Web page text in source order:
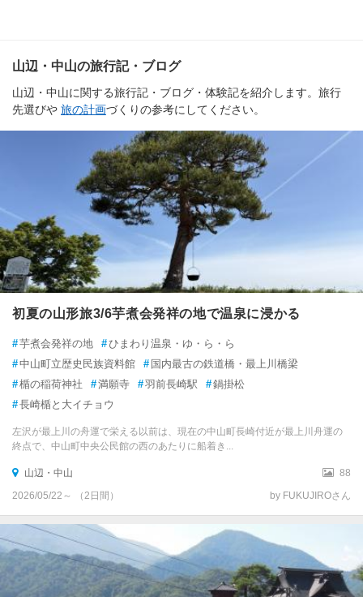
山辺・中山の旅行記・ブログ
山辺・中山に関する旅行記・ブログ・体験記を紹介します。旅行
先選びや 旅の計画づくりの参考にしてください。
初夏の山形旅3/6芋煮会発祥の地で温泉に浸かる
#芋煮会発祥の地 #ひまわり温泉・ゆ・ら・ら
#中山町立歴史民族資料館 # 国内最古の鉄道橋・最上川橋梁
#楯の稲荷神社 #満願寺 #羽前長崎駅 #鍋掛松
#長崎楯と大イチョウ
左沢が最上川の舟運で栄える以前は、現在の中山町長崎付近が最上川舟運の
終点で、中山町中央公民館の西のあたりに船着き...
山辺・中山
88
2026/05/22～ （2日間）
by FUKUJIROさん